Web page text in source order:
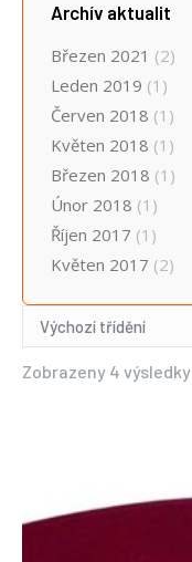
Zobrazeny 4 výsledky
Archív aktualit
Březen 2021 (2)
Leden 2019 (1)
Červen 2018 (1)
Květen 2018 (1)
Březen 2018 (1)
Únor 2018 (1)
Říjen 2017 (1)
Květen 2017 (2)